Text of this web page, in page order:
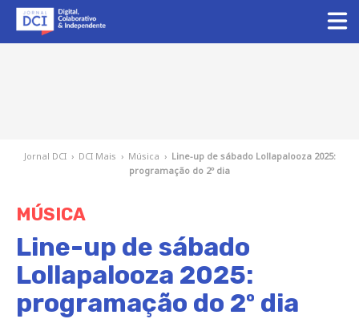
Jornal DCI › DCI Mais › Música › Line-up de sábado Lollapalooza 2025:
programação do 2º dia
MÚSICA
Line-up de sábado
Lollapalooza 2025:
programação do 2º dia